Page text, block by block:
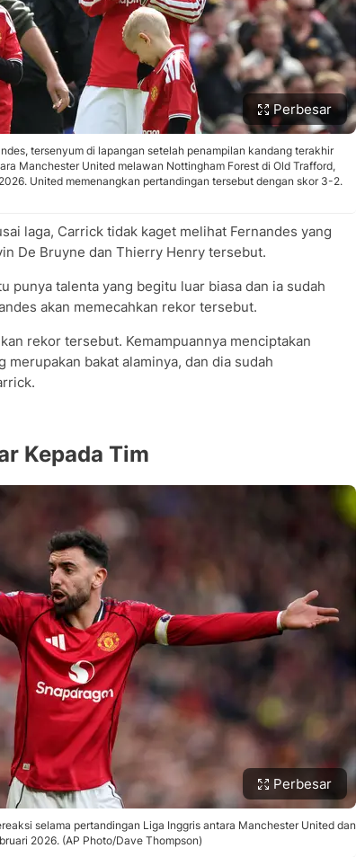
Perbesar
tersenyum di lapangan setelah penampilan kandang terakhir
Manchester United melawan Nottingham Forest di Old Trafford,
United memenangkan pertandingan tersebut dengan skor 3-2.
laga, Carrick tidak kaget melihat Fernandes yang
De Bruyne dan Thierry Henry tersebut.
punya talenta yang begitu luar biasa dan ia sudah
akan memecahkan rekor tersebut.
rekor tersebut. Kemampuannya menciptakan
merupakan bakat alaminya, dan dia sudah
Kepada Tim
Perbesar
selama pertandingan Liga Inggris antara Manchester United dan
2026. (AP Photo/Dave Thompson)